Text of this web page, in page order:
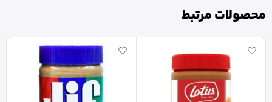
محصولات مرتبط